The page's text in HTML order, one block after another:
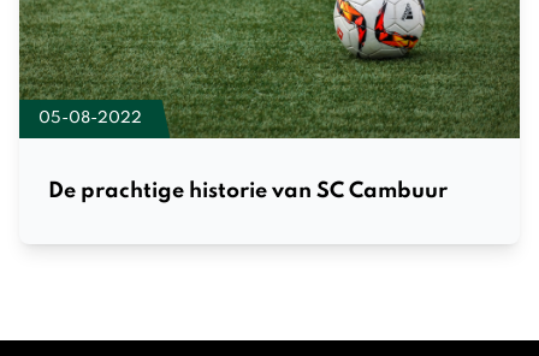
05-08-2022
De prachtige historie van SC Cambuur